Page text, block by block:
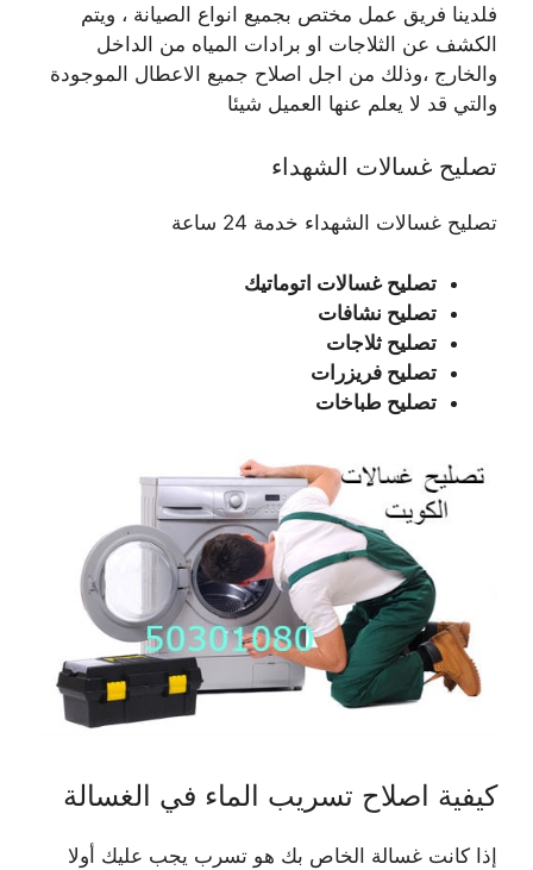
فلدينا فريق عمل مختص بجميع انواع الصيانة ، ويتم
الكشف عن الثلاجات او برادات المياه من الداخل
والخارج ،وذلك من اجل اصلاح جميع الاعطال الموجودة
والتي قد لا يعلم عنها العميل شيئا
تصليح غسالات الشهداء
تصليح غسالات الشهداء خدمة 24 ساعة
تصليح غسالات اتوماتيك
تصليح نشافات
تصليح ثلاجات
تصليح فريزرات
تصليح طباخات
كيفية اصلاح تسريب الماء في الغسالة
إذا كانت غسالة الخاص بك هو تسرب يجب عليك أولا